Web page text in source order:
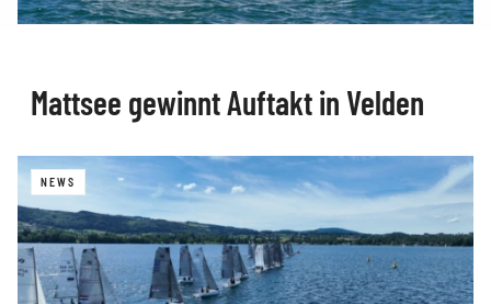
Mattsee gewinnt Auftakt in Velden
NEWS